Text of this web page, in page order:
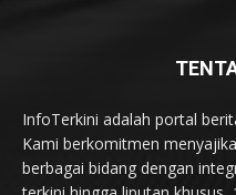
InfoTerkini adalah portal
Kami berkomitmen
berbagai bidang dengan